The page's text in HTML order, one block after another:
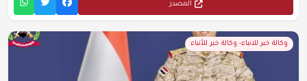
المصدر
وكالة خبر للانباء- وكالة خبر للأنباء